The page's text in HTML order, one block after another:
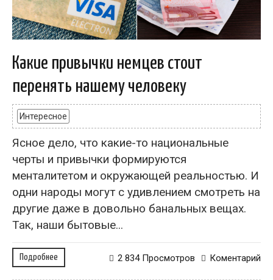
Какие привычки немцев стоит
перенять нашему человеку
Интересное
Ясное дело, что какие-то национальные
черты и привычки формируются
менталитетом и окружающей реальностью. И
одни народы могут с удивлением смотреть на
другие даже в довольно банальных вещах.
Так, наши бытовые...
Подробнее Коментарий
2 834 Просмотров